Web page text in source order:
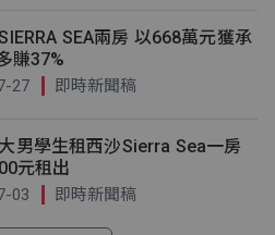
SEA兩房 以668萬元獲承
賺37%
27 即時新聞稿
男學生租西沙Sierra Sea一房
元租出
03 即時新聞稿